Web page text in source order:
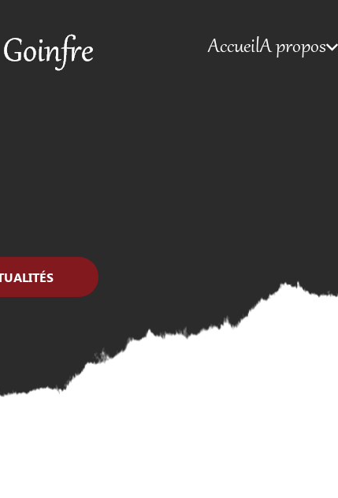
AccueilA propos